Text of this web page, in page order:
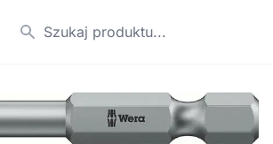
Szukaj produktu